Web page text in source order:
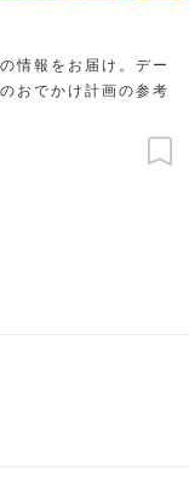
情報をお届け。デー
おでかけ計画の参考